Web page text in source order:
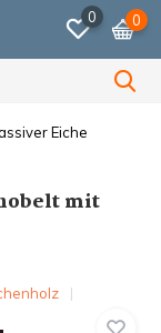
0 0
versendet.
mit